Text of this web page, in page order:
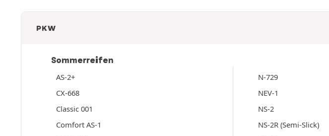
PKW
Sommerreifen
AS-2+
CX-668
Classic 001
Comfort AS-1
N-729
NEV-1
NS-2
NS-2R (Semi-Slick)